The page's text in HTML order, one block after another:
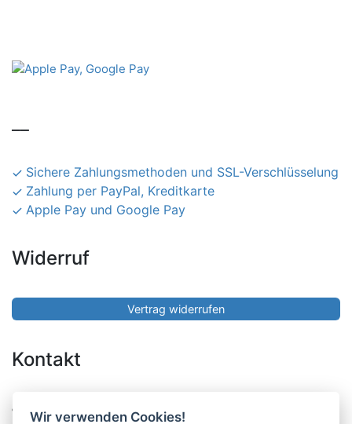
Sichere Zahlungsmethoden und SSL-Verschlüsselung
Zahlung per PayPal, Kreditkarte
Apple Pay und Google Pay
Widerruf
Vertrag widerrufen
Kontakt
Pucher Straße 10, Fürstenfeldbruck
Wir verwenden Cookies!